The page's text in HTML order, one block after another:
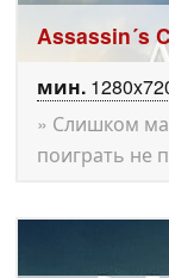
Assassin´s
мин.
» Слишком
поиграть не